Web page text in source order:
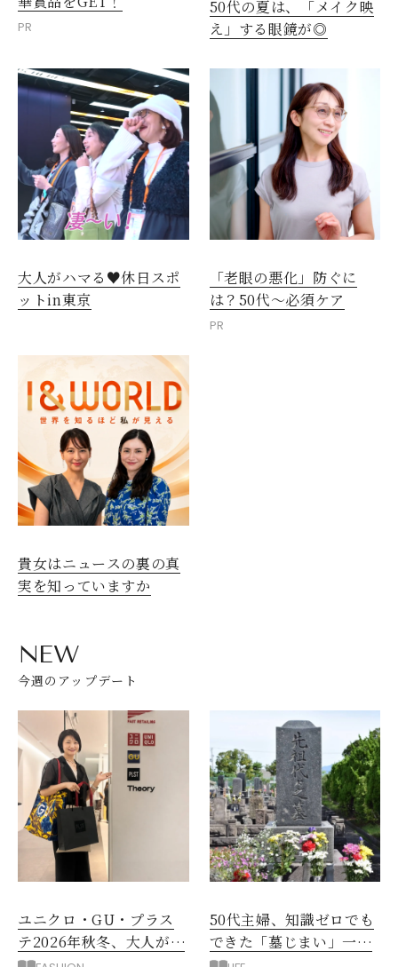
PR
50代の夏は、「メイク映
え」する眼鏡が◎
大人がハマる♥休日スポ
ットin東京
「老眼の悪化」防ぐに
は？50代～必須ケア
PR
貴女はニュースの裏の真
実を知っていますか
NEW
今週のアップデート
ユニクロ・GU・プラス
テ2026年秋冬、大人が着
50代主婦、知識ゼロでも
できた「墓じまい」一つ